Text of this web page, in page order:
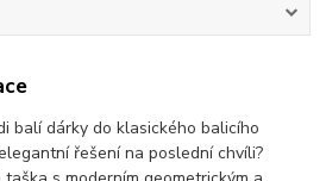
balí dárky do klasického balicího
řešení na poslední chvíli?